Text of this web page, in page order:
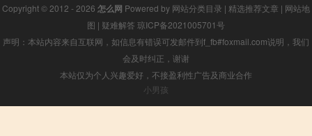
Copyright © 2012 - 2026 怎么网 Powered by 网站分类目录 | 精选推荐文章 | 网站地
图 | 疑难解答 琼ICP备2021005701号
声明：本站内容来自互联网，如信息有错误可发邮件到f_fb#foxmail.com说明，我们
会及时纠正，谢谢
本站仅为个人兴趣爱好，不接盈利性广告及商业合作
小男孩